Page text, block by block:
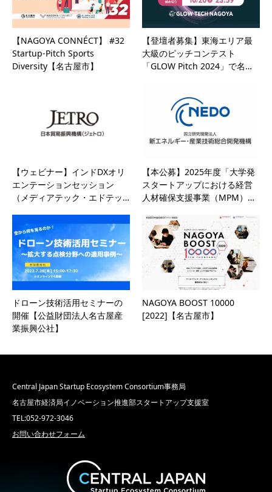
【NAGOYA CONNÉCT】 #32
Startup-Pitch Sports
Diversity【名古屋市】
【登壇者募集】東海エリア最
大級のピッチコンテスト
「GLOW Pitch 2024」で名…
【ウェビナー】インドDXオリ
エンテーションセッション
（メディアテック・エドテッ…
【本公募】2025年度「大学発
スタートアップにおける経営
人材確保支援事業（MPM）…
ドローン技術活用セミナーの
開催【公益財団法人名古屋産
業振興公社】
NAGOYA BOOST 10000
[2022]【名古屋市】
Central Japan Startup Ecosystem Consortium事務局
名古屋市経済局イノベーション推進部スタートアップ支援室
TEL:052-972-3046
お問い合わせフォーム